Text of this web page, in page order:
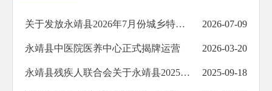
关于发放永靖县2026年7月份城乡特困供养人员基本生活费和照料护理费的公示 2026-07-09
永靖县中医院医养中心正式揭牌运营 2026-03-20
永靖县残疾人联合会关于永靖县2025年困难重度残疾人家庭无障碍改造项目（东西部协作项目）完成情况的公示 2025-09-18